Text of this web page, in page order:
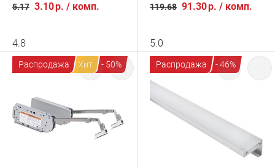
5.17 3.10р. / комп.
4.8
119.68 91.30р. / комп.
5.0
Распродажа Хит - 50% Распродажа - 46%